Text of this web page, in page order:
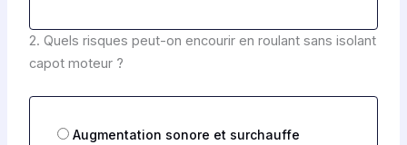
s
r
é
o
s
2. Quels risques peut-on encourir en roulant sans isolant
capot moteur ?
O Augmentation sonore et surchauffe